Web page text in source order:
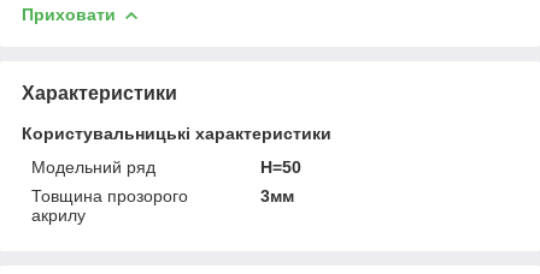
Приховати
Характеристики
Користувальницькі характеристики
Модельний ряд
Н=50
Товщина прозорого
акрилу
3мм